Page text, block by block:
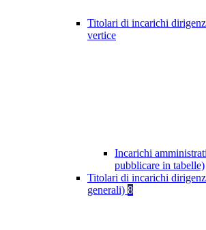
Titolari di incarichi
vertice
Incarichi
pubblicare in tabelle)
Titolari di incarichi
generali) 8